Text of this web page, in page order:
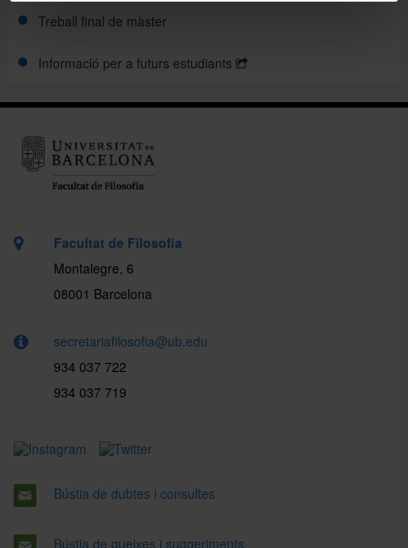
Treball final de màster
Informació per a futurs estudiants
Facultat de Filosofia
Montalegre, 6
08001 Barcelona
secretariafilosofia@ub.edu
934 037 722
934 037 719
Bústia de dubtes i consultes
Bústia de queixes i suggeriments